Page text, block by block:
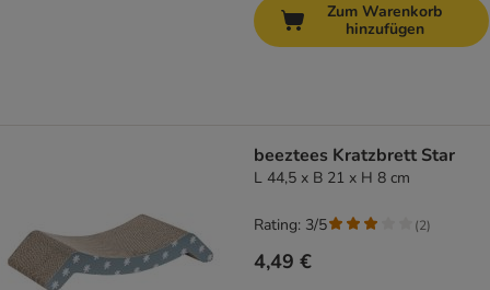
Zum Warenkorb
hinzufügen
beeztees Kratzbrett Star
L 44,5 x B 21 x H 8 cm
4,49 €
Rating: 3/5 (2)